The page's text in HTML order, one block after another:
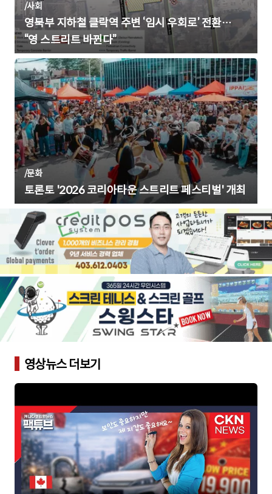
/사회
영북부 지하철 클락역 주변 ‘임시 우회로’ 전환…
“영 스트리트 바뀐다”
/문화
토론토 '2026 코리아타운 스트리트 페스티벌' 개최
영상뉴스 더보기